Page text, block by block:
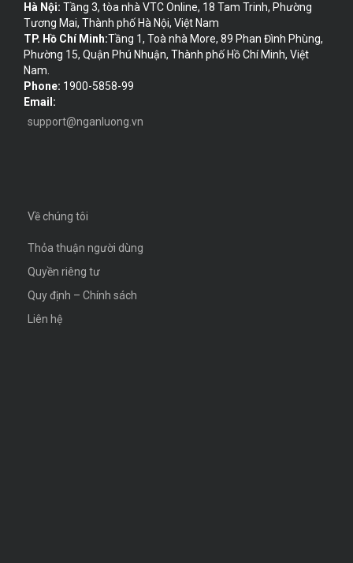
Hà Nội: Tầng 3, tòa nhà VTC Online, 18 Tam Trinh, Phường
Tương Mai, Thành phố Hà Nội, Việt Nam
TP. Hồ Chí Minh:Tầng 1, Toà nhà More, 89 Phan Đình Phùng,
Phường 15, Quận Phú Nhuận, Thành phố Hồ Chí Minh, Việt
Nam.
Phone: 1900-5858-99
Email:
support@nganluong.vn
Về chúng tôi
Thỏa thuận người dùng
Quyền riêng tư
Quy định – Chính sách
Liên hệ